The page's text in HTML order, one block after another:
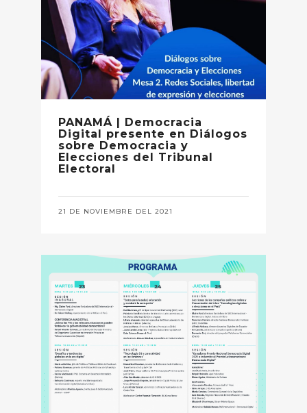
PANAMÁ | Democracia
Digital presente en Diálogos
sobre Democracia y
Elecciones del Tribunal
Electoral
21 DE NOVIEMBRE DEL 2021